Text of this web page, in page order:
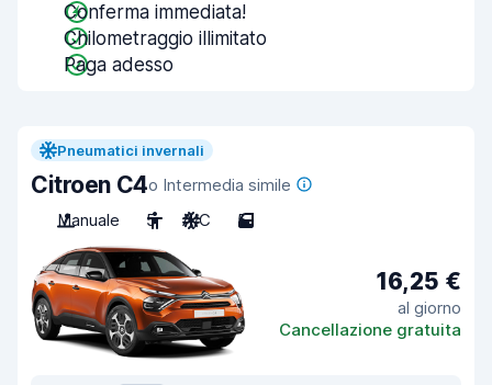
Conferma immediata!
Chilometraggio illimitato
Paga adesso
Pneumatici invernali
Citroen C4o Intermedia simile
Manuale
5 A/C 5
16,25 €
al giorno
Cancellazione gratuita